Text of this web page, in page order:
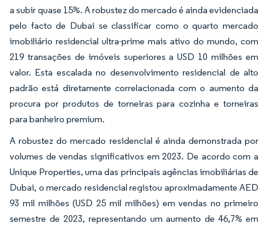
a subir quase 15%. A robustez do mercado é ainda evidenciada
pelo facto de Dubai se classificar como o quarto mercado
imobiliário residencial ultra-prime mais ativo do mundo, com
219 transações de imóveis superiores a USD 10 milhões em
valor. Esta escalada no desenvolvimento residencial de alto
padrão está diretamente correlacionada com o aumento da
procura por produtos de torneiras para cozinha e torneiras
para banheiro premium.
A robustez do mercado residencial é ainda demonstrada por
volumes de vendas significativos em 2023. De acordo com a
Unique Properties, uma das principais agências imobiliárias de
Dubai, o mercado residencial registou aproximadamente AED
93 mil milhões (USD 25 mil milhões) em vendas no primeiro
semestre de 2023, representando um aumento de 46,7% em